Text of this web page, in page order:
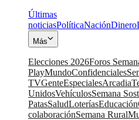
Últimas
noticiasPolíticaNaciónDinero
Más
Elecciones 2026Foros
PlayMundoConfidenciales
TVGenteEspecialesArcadia
UnidosVehículosSemana
PatasSaludLoteríasEducación
colaboraciónSemana Rural